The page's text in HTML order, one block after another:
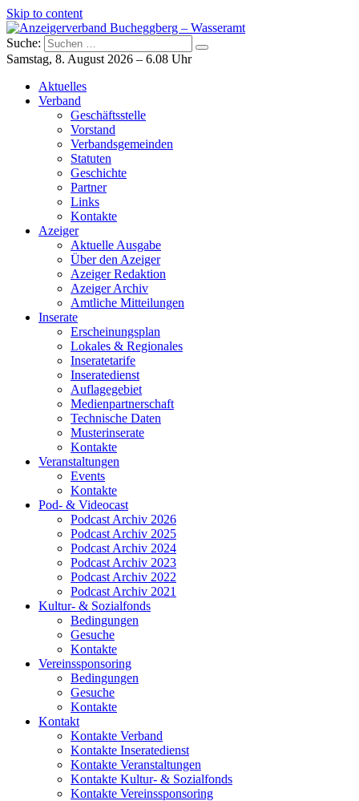
Skip to content
Anzeigerverband Bucheggberg – Wasseramt
Azeiger AZ-Medien
Suche:
Samstag, 8. August 2026 – 6.08 Uhr
Aktuelles
Verband
Geschäftsstelle
Vorstand
Verbandsgemeinden
Statuten
Geschichte
Partner
Links
Kontakte
Azeiger
Aktuelle Ausgabe
Über den Azeiger
Azeiger Redaktion
Azeiger Archiv
Amtliche Mitteilungen
Inserate
Erscheinungsplan
Lokales & Regionales
Inseratetarife
Inseratedienst
Auflagegebiet
Medienpartnerschaft
Technische Daten
Musterinserate
Kontakte
Veranstaltungen
Events
Kontakte
Pod- & Videocast
Podcast Archiv 2026
Podcast Archiv 2025
Podcast Archiv 2024
Podcast Archiv 2023
Podcast Archiv 2022
Podcast Archiv 2021
Kultur- & Sozialfonds
Bedingungen
Gesuche
Kontakte
Vereinssponsoring
Bedingungen
Gesuche
Kontakte
Kontakt
Kontakte Verband
Kontakte Inseratedienst
Kontakte Veranstaltungen
Kontakte Kultur- & Sozialfonds
Kontakte Vereinssponsoring